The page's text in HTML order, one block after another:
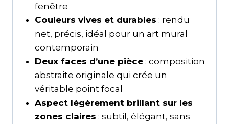
fenêtre
Couleurs vives et durables : rendu
net, précis, idéal pour un art mural
contemporain
Deux faces d’une pièce: composition
abstraite originale qui crée un
véritable point focal
Aspect légèrement brillant sur les
zones claires : subtil, élégant, sans